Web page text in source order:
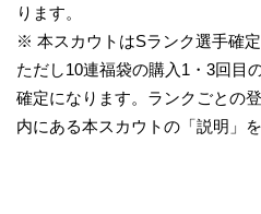
ります。
※ 本スカウトはSランク選手確
ただし10連福袋の購入1・3回目
確定になります。ランクごとの
内にある本スカウトの「説明」